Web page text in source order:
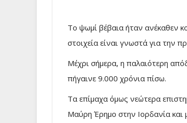
Το ψωμί βέβαια ήταν ανέκαθεν
στοιχεία είναι γνωστά για την
Μέχρι σήμερα, η παλαιότερη
πήγαινε 9.000 χρόνια πίσω.
Τα επίμαχα όμως νεώτερα
Μαύρη Έρημο στην Ιορδανία